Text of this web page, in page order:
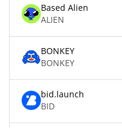
Based Alien
ALIEN
BONKEY
BONKEY
bid.launch
BID